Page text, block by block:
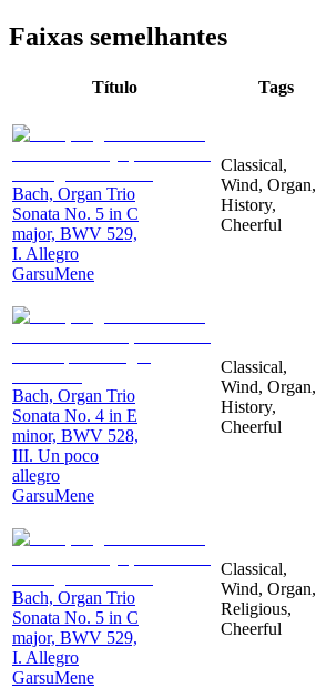
Faixas semelhantes
Título Tags
Bach, Organ Trio
Sonata No. 5 in C
major, BWV 529,
I. Allegro
GarsuMene
Classical,
Wind, Organ,
History,
Cheerful
Bach, Organ Trio
Sonata No. 4 in E
minor, BWV 528,
III. Un poco
allegro
GarsuMene
Classical,
Wind, Organ,
History,
Cheerful
Bach, Organ Trio
Sonata No. 5 in C
major, BWV 529,
I. Allegro
GarsuMene
Classical,
Wind, Organ,
Religious,
Cheerful